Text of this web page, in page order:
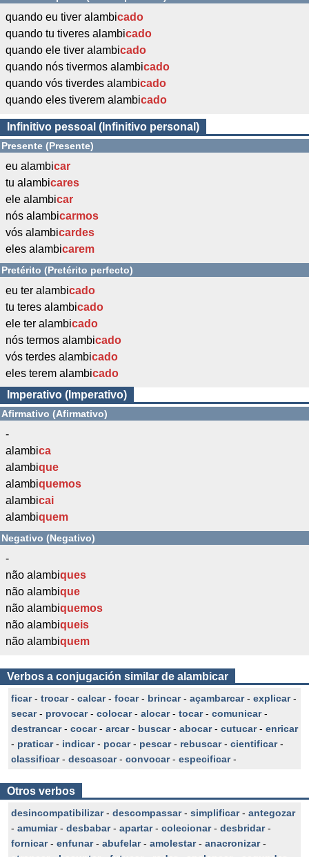
quando eu tiver alambicado
quando tu tiveres alambicado
quando ele tiver alambicado
quando nós tivermos alambicado
quando vós tiverdes alambicado
quando eles tiverem alambicado
Infinitivo pessoal (Infinitivo personal)
Presente (Presente)
eu alambicar
tu alambicares
ele alambicar
nós alambicarmos
vós alambicardes
eles alambicarem
Pretérito (Pretérito perfecto)
eu ter alambicado
tu teres alambicado
ele ter alambicado
nós termos alambicado
vós terdes alambicado
eles terem alambicado
Imperativo (Imperativo)
Afirmativo (Afirmativo)
-
alambica
alambique
alambiquemos
alambicai
alambiquem
Negativo (Negativo)
-
não alambiques
não alambique
não alambiquemos
não alambiqueis
não alambiquem
Verbos a conjugación similar de alambicar
ficar- trocar- calcar- focar- brincar- açambarcar- explicar-
secar- provocar- colocar- alocar- tocar- comunicar-
destrancar- cocar- arcar- buscar- abocar- cutucar- enricar
- praticar- indicar- pocar- pescar- rebuscar- cientificar-
classificar- descascar- convocar- especificar-
Otros verbos
desincompatibilizar- descompassar- simplificar- antegozar
- amumiar- desbabar- apartar- colecionar- desbridar-
fornicar- enfunar- abufelar- amolestar- anacronizar-